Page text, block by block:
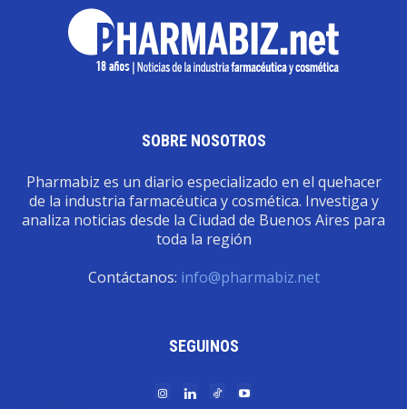
SOBRE NOSOTROS
Pharmabiz es un diario especializado en el quehacer
de la industria farmacéutica y cosmética. Investiga y
analiza noticias desde la Ciudad de Buenos Aires para
toda la región
Contáctanos: info@pharmabiz.net
SEGUINOS